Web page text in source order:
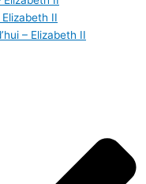
II
– Elizabeth II